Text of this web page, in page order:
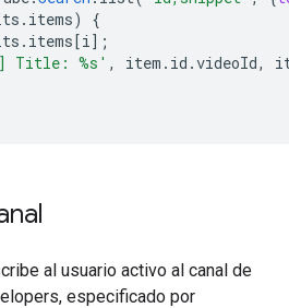
. items)
{
. items[i] ;
Title: %s' , item . id .videoId,
al usuario activo al canal de
especificado por